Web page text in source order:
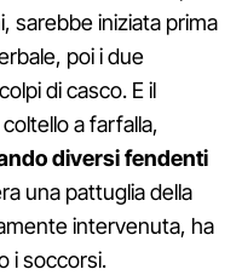
sarebbe iniziata prima
poi i due
di casco. E il
a farfalla,
diversi fendenti
una pattuglia della
intervenuta, ha
i soccorsi.